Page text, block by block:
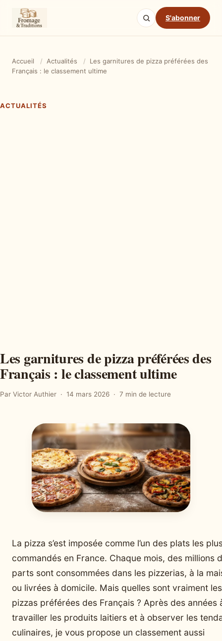
S'abonner
Accueil / Actualités /
Les garnitures de pizza préférées des
Français : le classement ultime
ACTUALITÉS
Les garnitures de pizza préférées des
Français : le classement ultime
Par Victor Authier 14 mars 2026 7 min de lecture
La pizza s’est imposée comme l’un des plats les
commandés en France. Chaque mois, des millions
parts sont consommées dans les pizzerias, à la
ou livrées à domicile. Mais quelles sont vraiment les
pizzas préférées des Français ? Après des années
travailler les produits laitiers et à observer les
culinaires, je vous propose un classement aussi